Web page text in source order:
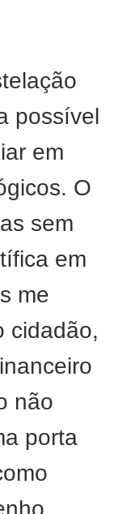
possível
em
O
sem
em
me
cidadão,
não
porta